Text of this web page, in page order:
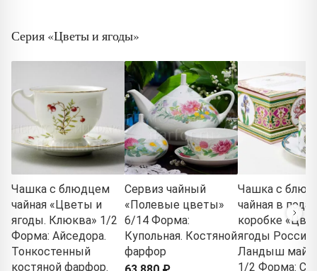
Серия «Цветы и ягоды»
Чашка с блюдцем
чайная «Цветы и
ягоды. Клюква» 1/2
Форма: Айседора.
Тонкостенный
костяной фарфор.
Сервиз чайный
«Полевые цветы»
6/14 Форма:
Купольная. Костяной
фарфор
Чашка с
чайная в
коробке
ягоды России.
Ландыш
1/2 Форма: